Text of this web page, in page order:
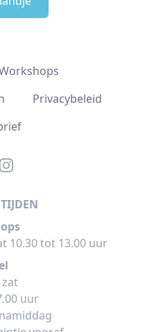
Privacybeleid
Instagram
10.30 tot 13.00 uur
uur